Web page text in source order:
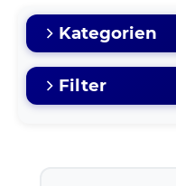
Kategorien
Filter